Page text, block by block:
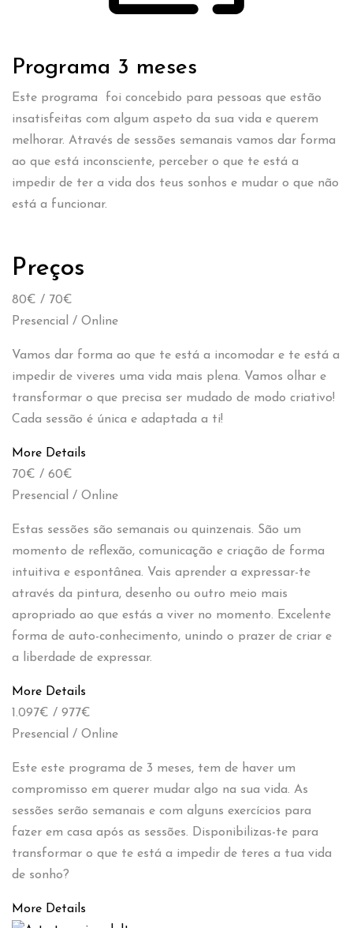
Programa 3 meses
Este programa foi concebido para pessoas que estão
insatisfeitas com algum aspeto da sua vida e querem
melhorar. Através de sessões semanais vamos dar forma
ao que está inconsciente, perceber o que te está a
impedir de ter a vida dos teus sonhos e mudar o que não
está a funcionar.
Preços
80€ / 70€
Presencial / Online
Vamos dar forma ao que te está a incomodar e te está a
impedir de viveres uma vida mais plena. Vamos olhar e
transformar o que precisa ser mudado de modo criativo!
Cada sessão é única e adaptada a ti!
More Details
70€ / 60€
Presencial / Online
Estas sessões são semanais ou quinzenais. São um
momento de reflexão, comunicação e criação de forma
intuitiva e espontânea. Vais aprender a expressar-te
através da pintura, desenho ou outro meio mais
apropriado ao que estás a viver no momento. Excelente
forma de auto-conhecimento, unindo o prazer de criar e
a liberdade de expressar.
More Details
1.097€ / 977€
Presencial / Online
Este este programa de 3 meses, tem de haver um
compromisso em querer mudar algo na sua vida. As
sessões serão semanais e com alguns exercícios para
fazer em casa após as sessões. Disponibilizas-te para
transformar o que te está a impedir de teres a tua vida
de sonho?
More Details